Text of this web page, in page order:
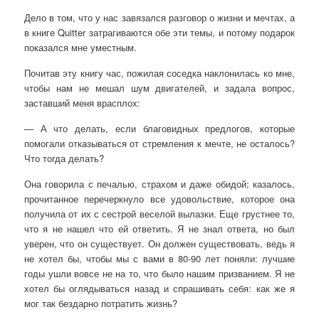
Дело в том, что у нас завязался разговор о жизни и мечтах, а
в книге Quitter затрагиваются обе эти темы, и потому подарок
показался мне уместным.
Почитав эту книгу час, пожилая соседка наклонилась ко мне,
чтобы нам не мешал шум двигателей, и задала вопрос,
заставший меня врасплох:
— А что делать, если благовидных предлогов, которые
помогали отказываться от стремления к мечте, не осталось?
Что тогда делать?
Она говорила с печалью, страхом и даже обидой; казалось,
прочитанное перечеркнуло все удовольствие, которое она
получила от их с сестрой веселой вылазки. Еще грустнее то,
что я не нашел что ей ответить. Я не знал ответа, но был
уверен, что он существует. Он должен существовать, ведь я
не хотел бы, чтобы мы с вами в 80-90 лет поняли: лучшие
годы ушли вовсе не на то, что было нашим призванием. Я не
хотел бы оглядываться назад и спрашивать себя: как же я
мог так бездарно потратить жизнь?